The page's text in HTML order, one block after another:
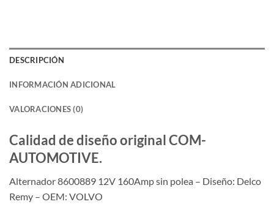
DESCRIPCIÓN
INFORMACIÓN ADICIONAL
VALORACIONES (0)
Calidad de diseño original COM-
AUTOMOTIVE.
Alternador 8600889 12V 160Amp sin polea – Diseño: Delco
Remy – OEM: VOLVO